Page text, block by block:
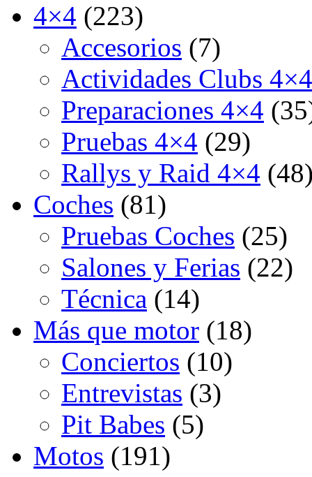
4×4 (223)
Accesorios (7)
Actividades Clubs 4×4
Preparaciones 4×4
Pruebas 4×4 (29)
Rallys y Raid 4×4
Coches (81)
Pruebas Coches (25)
Salones y Ferias (22)
Técnica (14)
Más que motor (18)
Conciertos (10)
Entrevistas (3)
Pit Babes (5)
Motos (191)